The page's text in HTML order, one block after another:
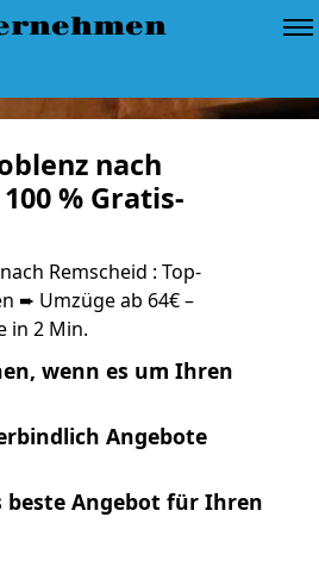
nach
% Gratis-
Remscheid : Top-
➨ Umzüge ab 64€ –
in 2 Min.
wenn es um Ihren
Angebote
beste Angebot für Ihren